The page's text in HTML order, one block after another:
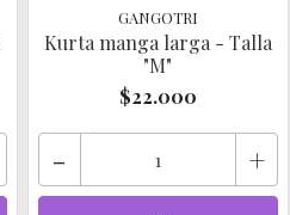
GANGOTRI
Kurta manga larga - Talla
"M"
$22.000
- +